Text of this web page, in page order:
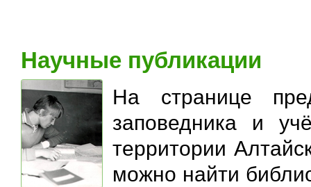
Научные публикации
На странице
заповедника и
территории
можно найти